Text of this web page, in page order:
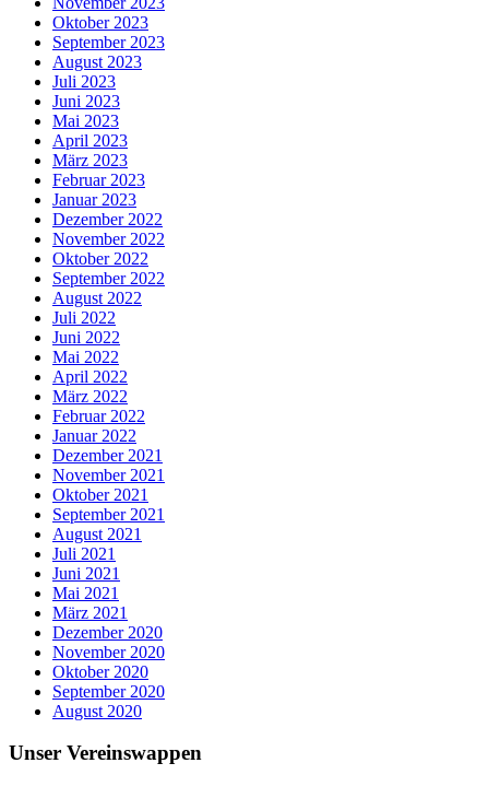
Oktober 2023
September 2023
August 2023
Juli 2023
Juni 2023
Mai 2023
April 2023
März 2023
Februar 2023
Januar 2023
Dezember 2022
November 2022
Oktober 2022
September 2022
August 2022
Juli 2022
Juni 2022
Mai 2022
April 2022
März 2022
Februar 2022
Januar 2022
Dezember 2021
November 2021
Oktober 2021
September 2021
August 2021
Juli 2021
Juni 2021
Mai 2021
März 2021
Dezember 2020
November 2020
Oktober 2020
September 2020
August 2020
Unser Vereinswappen